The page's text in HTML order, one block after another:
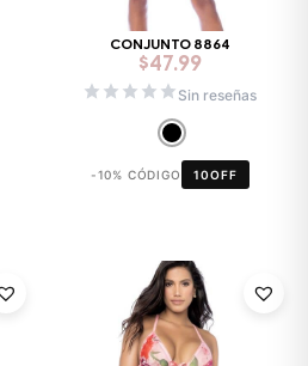
CONJUNTO 8864
$47.99
Sin reseñas
-10% CÓDIGO 10OFF